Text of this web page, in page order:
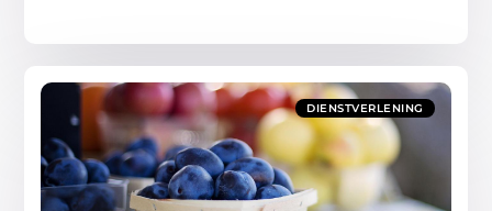
DIENSTVERLENING